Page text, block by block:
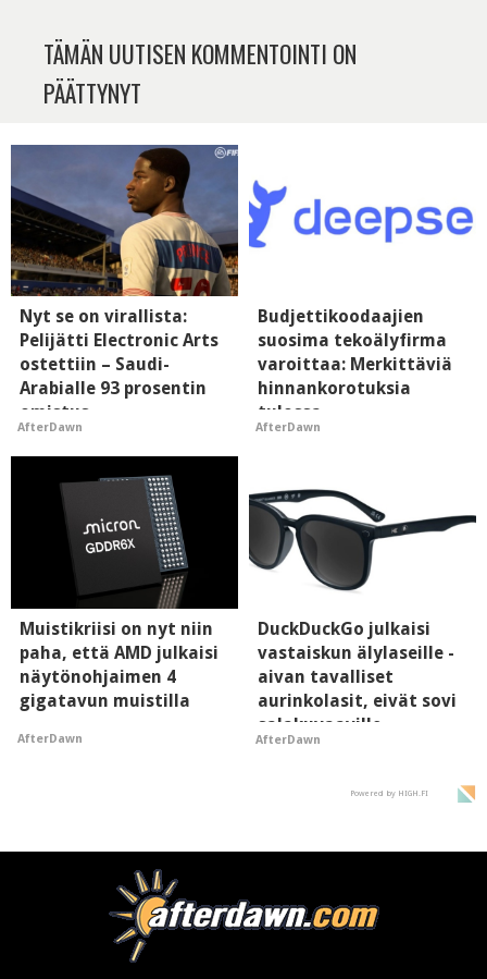
TÄMÄN UUTISEN KOMMENTOINTI ON
PÄÄTTYNYT
Nyt se on virallista:
Pelijätti Electronic Arts
ostettiin – Saudi-
Arabialle 93 prosentin
omistus
AfterDawn
Budjettikoodaajien
suosima tekoälyfirma
varoittaa: Merkittäviä
hinnankorotuksia
tulossa
AfterDawn
Muistikriisi on nyt niin
paha, että AMD julkaisi
näytönohjaimen 4
gigatavun muistilla
AfterDawn
DuckDuckGo julkaisi
vastaiskun älylaseille -
aivan tavalliset
aurinkolasit, eivät sovi
salakuvaaville
hyypiöille
AfterDawn
Powered by HIGH.FI